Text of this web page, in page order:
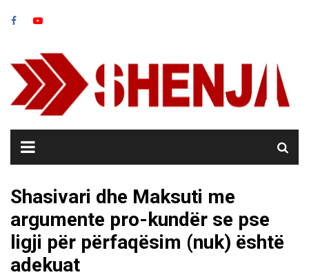
Shasivari dhe Maksuti me
argumente pro-kundër se pse
ligji për përfaqësim (nuk) është
adekuat